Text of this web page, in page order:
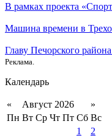
В рамках проекта
Машина времени в
Главу Печорского
Реклама.
Календарь
« Август 2026
»
Пн Вт Ср Чт Пт Сб Вс
1
2